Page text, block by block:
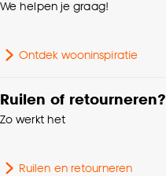
Lengte
Serie
We helpen je graag!
Ontdek wooninspiratie
Ruilen of retourneren?
Zo werkt het
Ruilen en retourneren